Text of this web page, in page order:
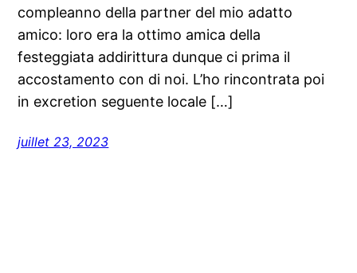
compleanno della partner del mio adatto
amico: loro era la ottimo amica della
festeggiata addirittura dunque ci prima il
accostamento con di noi. L’ho rincontrata poi
in excretion seguente locale […]
juillet 23, 2023